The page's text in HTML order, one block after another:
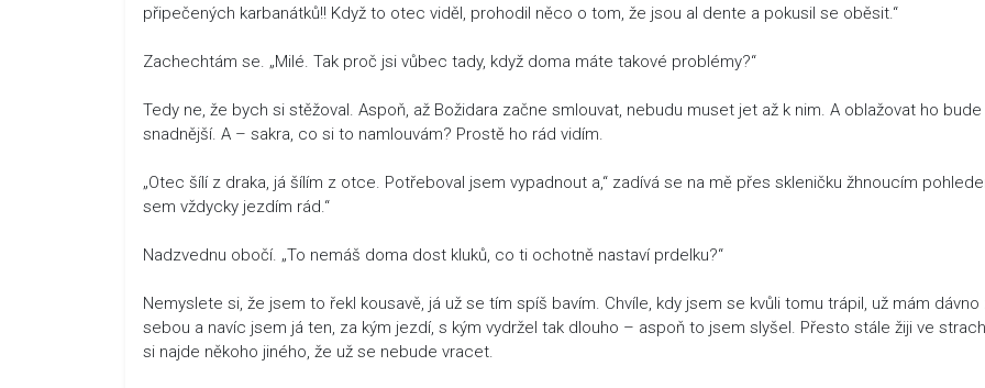
připečených karbanátků!! Když to otec viděl, prohodil něco o tom, že jsou al dente a pokusil se oběsit.“
Zachechtám se. „Milé. Tak proč jsi vůbec tady, když doma máte takové problémy?“
Tedy ne, že bych si stěžoval. Aspoň, až Božidara začne smlouvat, nebudu muset jet až k nim. A oblažovat ho bude
snadnější. A – sakra, co si to namlouvám? Prostě ho rád vidím.
„Otec šílí z draka, já šílím z otce. Potřeboval jsem vypadnout a,“ zadívá se na mě přes skleničku žhnoucím
sem vždycky jezdím rád.“
Nadzvednu obočí. „To nemáš doma dost kluků, co ti ochotně nastaví prdelku?“
Nemyslete si, že jsem to řekl kousavě, já už se tím spíš bavím. Chvíle, kdy jsem se kvůli tomu trápil, už mám dávno
sebou a navíc jsem já ten, za kým jezdí, s kým vydržel tak dlouho – aspoň to jsem slyšel. Přesto stále žiji ve
si najde někoho jiného, že už se nebude vracet.